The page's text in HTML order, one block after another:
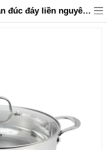
Chảo lẩu Inox cao cấp thân đúc đáy liền nguyên khối Kalpen size 28cm - 699,000 | Sanhangre